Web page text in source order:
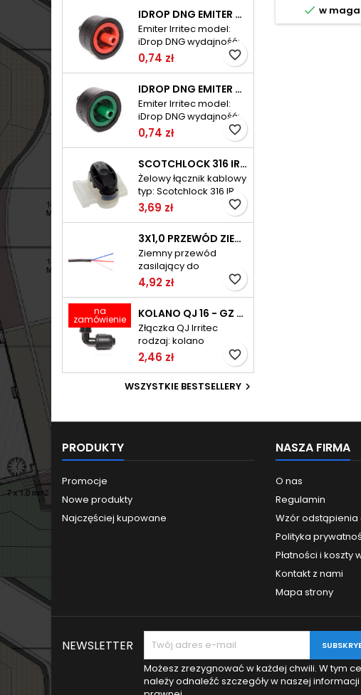
jednostka sprzedaży:
1mb maksymalnie w
zwoju: 100mb
IDROP DNG EMITER 8L/H IRRITEC
Emiter Irritec model:
iDrop DNG wydajność:
8l/h przy 1,0bar
ciśnienie: od 0,5 do
0,74 zł favorite_border
IDROP DNG EMITER 4L/H IRRITEC
Emiter Irritec model:
iDrop DNG wydajność:
4l/h przy 1,0bar
ciśnienie: od 0,5 do
0,74 zł favorite_border
SCOTCHLOCK 316 IR ŻELOWY ŁĄCZNIK KABLOWY 3M
Żelowy łącznik kablowy
typ: Scotchlock 316 IR
"pojemność": 3x 0,1-
1,5mm2
3,69 zł favorite_border
3X1,0 PRZEWÓD ZIEMNY DO ELEKTROZAWORÓW TELE-FONIKA KABLE
Ziemny przewód
zasilający do
elektrozaworów typ:
IRC (LY2Y) ilość żył: 3
jednostka sprzedaży:
1mb maksymalnie w
zwoju: 100mb
4,92 zł favorite_border
na
zamówienie KOLANO QJ 16 - GZ 3/4 SKRĘCANE IRRITEC
Złączka QJ Irritec
rodzaj: kolano
gwintowane średnica:
16 - GZ 3/4" ciśnienie:
2,46 zł favorite_border
WSZYSTKIE BESTSELLERY 
 w
PRODUKTY
Promocje
Nowe produkty
Najczęściej kupowane
NASZA FIRMA
O nas
Regulamin
Wzór
Polityka
Płatności i koszty
Kontakt z nami
Mapa strony
NEWSLETTER
Możesz zrezygnować w każdej chwili. W tym
należy odnaleźć szczegóły w naszej informacji